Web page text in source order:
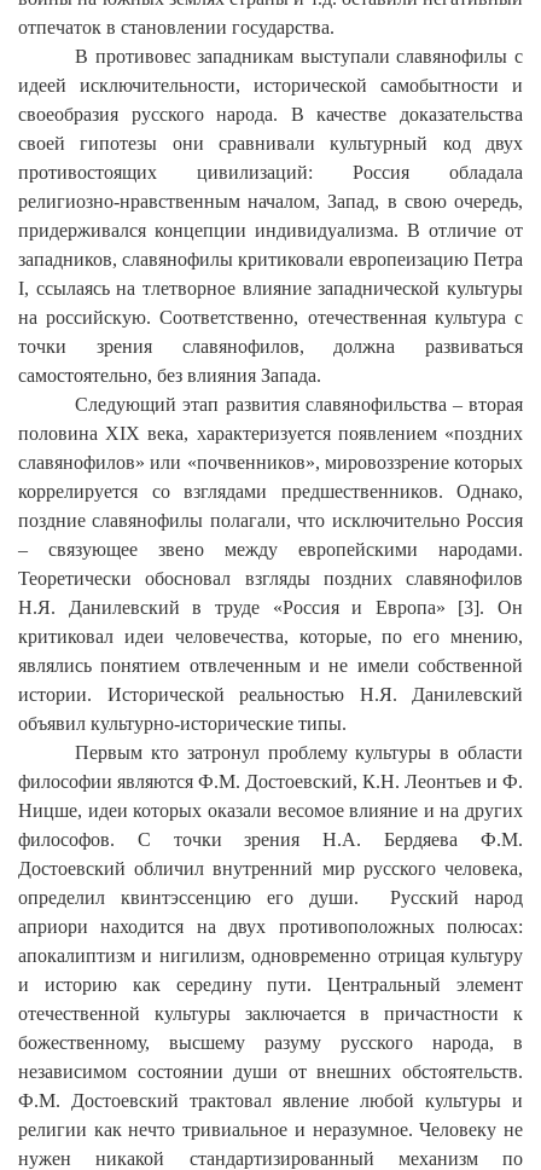
отпечаток в становлении государства.
В противовес западникам выступали славянофилы с
идеей исключительности, исторической самобытности и
своеобразия русского народа. В качестве доказательства
своей гипотезы они сравнивали культурный код двух
противостоящих цивилизаций: Россия обладала
религиозно-нравственным началом, Запад, в свою очередь,
придерживался концепции индивидуализма. В отличие от
западников, славянофилы критиковали европеизацию Петра
I, ссылаясь на тлетворное влияние западнической культуры
на российскую. Соответственно, отечественная культура с
точки зрения славянофилов, должна развиваться
самостоятельно, без влияния Запада.
Следующий этап развития славянофильства – вторая
половина XIX века, характеризуется появлением «поздних
славянофилов» или «почвенников», мировоззрение которых
коррелируется со взглядами предшественников. Однако,
поздние славянофилы полагали, что исключительно Россия
– связующее звено между европейскими народами.
Теоретически обосновал взгляды поздних славянофилов
Н.Я. Данилевский в труде «Россия и Европа» [3]. Он
критиковал идеи человечества, которые, по его мнению,
являлись понятием отвлеченным и не имели собственной
истории. Исторической реальностью Н.Я. Данилевский
объявил культурно-исторические типы.
Первым кто затронул проблему культуры в области
философии являются Ф.М. Достоевский, К.Н. Леонтьев и Ф.
Ницше, идеи которых оказали весомое влияние и на других
философов. С точки зрения Н.А. Бердяева Ф.М.
Достоевский обличил внутренний мир русского человека,
определил квинтэссенцию его души. Русский народ
априори находится на двух противоположных полюсах:
апокалиптизм и нигилизм, одновременно отрицая культуру
и историю как середину пути. Центральный элемент
отечественной культуры заключается в причастности к
божественному, высшему разуму русского народа, в
независимом состоянии души от внешних обстоятельств.
Ф.М. Достоевский трактовал явление любой культуры и
религии как нечто тривиальное и неразумное. Человеку не
нужен никакой стандартизированный механизм по